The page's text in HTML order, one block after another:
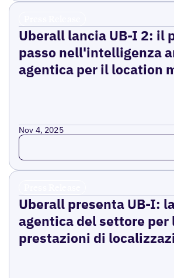
Uberall lancia UB-I 2: il
passo nell'intelligenza
agentica per il location
Nov 4, 2025
Read more
Uberall presenta UB-I:
agentica del settore per
prestazioni di